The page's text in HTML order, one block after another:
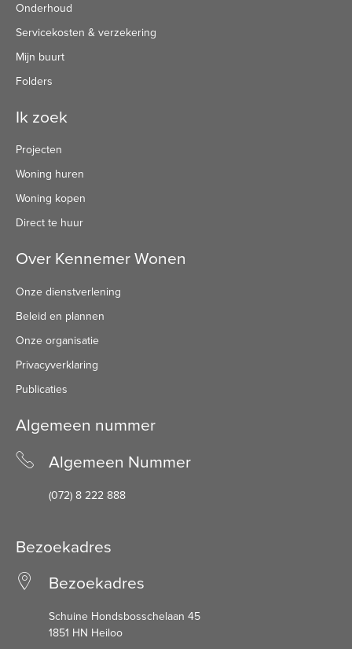
Onderhoud
Servicekosten & verzekering
Mijn buurt
Folders
Ik zoek
Projecten
Woning huren
Woning kopen
Direct te huur
Over Kennemer Wonen
Onze dienstverlening
Beleid en plannen
Onze organisatie
Privacyverklaring
Publicaties
Algemeen nummer
Algemeen Nummer
(072) 8 222 888
Bezoekadres
Bezoekadres
Schuine Hondsbosschelaan 45
1851 HN Heiloo